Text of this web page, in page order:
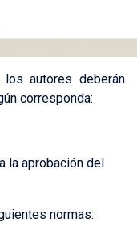
autores deberán
corresponda:
la aprobación del
normas: